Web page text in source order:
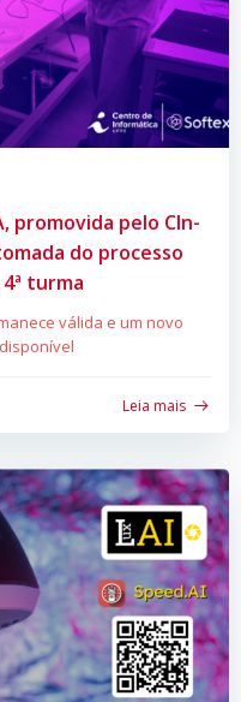
promovida pelo CIn-
do processo
turma
válida e um novo
Leia mais